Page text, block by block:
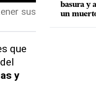
sus
que
y
basura y
un